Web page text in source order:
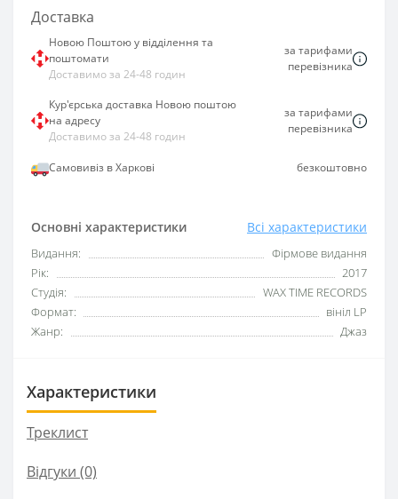
Основні характеристики Всі характеристики
Видання:
Фірмове видання
Рік:
2017
Студія:
WAX TIME RECORDS
Формат:
вініл LP
Жанр:
Джаз
Доставка
Новою Поштою у відділення та
поштомати
Доставимо за 24-48 годин
за тарифами
перевізника
Кур'єрська доставка Новою поштою
на адресу
Доставимо за 24-48 годин
за тарифами
перевізника
Самовивіз в Харкові безкоштовно
Характеристики
Треклист
Відгуки (0)